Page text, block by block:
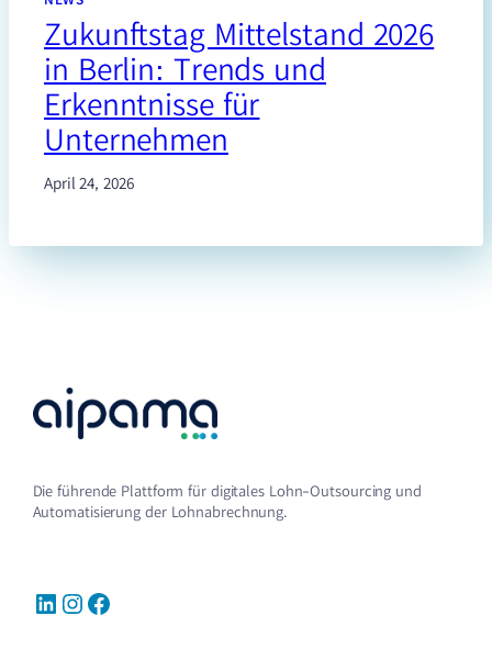
Zukunftstag Mittelstand 2026
in Berlin: Trends und
Erkenntnisse für
Unternehmen
April 24, 2026
Die führende Plattform für digitales Lohn-Outsourcing und
Automatisierung der Lohnabrechnung.
LinkedIn Instagram Facebook